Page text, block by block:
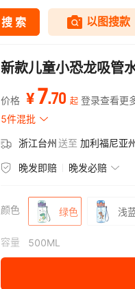
新款儿童小恐龙吸管
价格 ¥7.70 起 登录查看更
5件混批
浙江台州送至 加利福尼亚
晚发即赔 晚发必赔
颜色 绿色 浅
容量 500ML